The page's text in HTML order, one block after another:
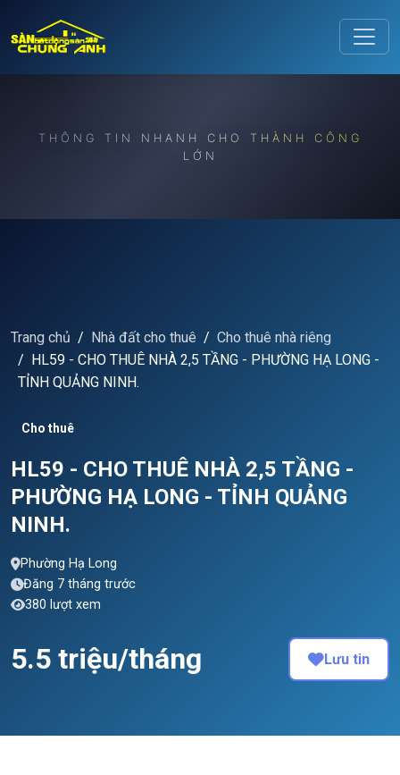
THÔNG TIN NHANH CHO THÀNH CÔNG
LỚN
Trang chủ Nhà đất cho thuê
Cho thuê nhà riêng
HL59 - CHO THUÊ NHÀ 2,5 TẦNG - PHƯỜNG HẠ LONG -
TỈNH QUẢNG NINH.
Cho thuê
HL59 - CHO THUÊ NHÀ 2,5 TẦNG -
PHƯỜNG HẠ LONG - TỈNH QUẢNG
NINH.
Phường Hạ Long
Đăng 7 tháng trước
380 lượt xem
5.5 triệu/tháng Lưu tin